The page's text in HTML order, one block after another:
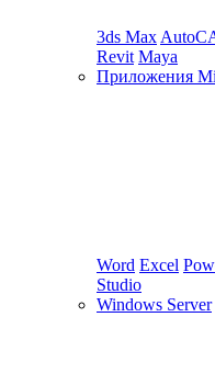
3ds Max
Revit Maya
Приложения
Word Excel
Studio
Windows Server